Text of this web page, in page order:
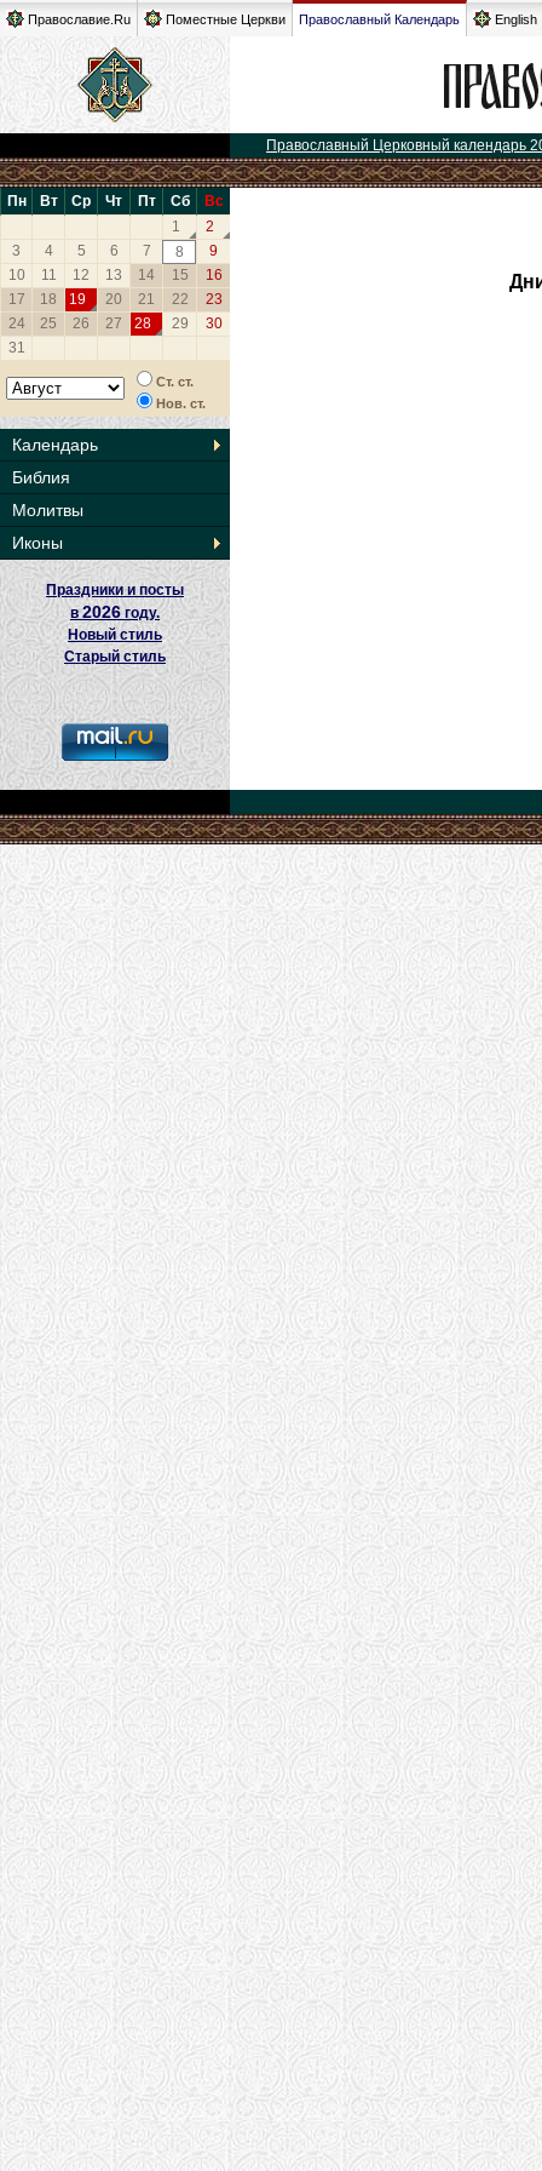
Православие.Ru Поместные Церкви Православный Календарь English
Православный Церковный календарь
Пн Вт Ср Чт Пт Сб
Вс
1
2
3
4 5 6 7 8
9
10
11 12 13 14 15
16
17
18 19 20 21 22
23
24
25 26 27 28 29
30
31
Ст. ст.
Нов. ст.
Календарь
Библия
Молитвы
Иконы
Праздники и посты
в2026 году.
Новый стиль
Старый стиль